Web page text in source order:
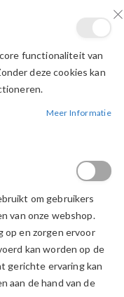
INLOGGEN NEEM
Cart
DAMESKLEDING
BLOUSE SANDY BEACH
functionaliteit van
deze cookies kan
Meer Informatie
om gebruikers
van onze webshop.
op en zorgen ervoor
kan worden op de
gerichte ervaring kan
aan de hand van de